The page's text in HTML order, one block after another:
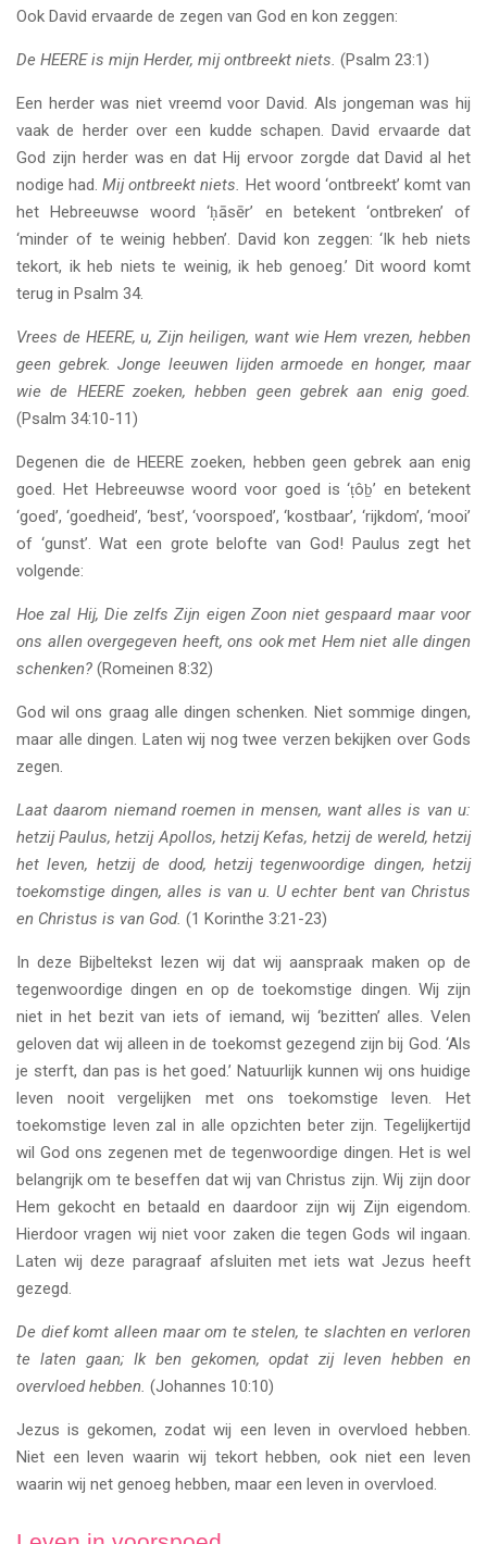
Ook David ervaarde de zegen van God en kon zeggen:
De HEERE is mijn Herder, mij ontbreekt niets. (Psalm 23:1)
Een herder was niet vreemd voor David. Als jongeman was hij
vaak de herder over een kudde schapen. David ervaarde dat
God zijn herder was en dat Hij ervoor zorgde dat David al het
nodige had.Mij ontbreekt niets. Het woord ‘ontbreekt’ komt van
het Hebreeuwse woord ‘ḥāsēr’ en betekent ‘ontbreken’ of
‘minder of te weinig hebben’. David kon zeggen: ‘Ik heb niets
tekort, ik heb niets te weinig, ik heb genoeg.’ Dit woord komt
terug in Psalm 34.
Vrees de HEERE, u, Zijn heiligen, want wie Hem vrezen, hebben
geen gebrek. Jonge leeuwen lijden armoede en honger, maar
wie de HEERE zoeken, hebben geen gebrek aan enig goed.
(Psalm 34:10-11)
Degenen die de HEERE zoeken, hebben geen gebrek aan enig
goed. Het Hebreeuwse woord voor goed is ‘ṭôḇ’ en betekent
‘goed’, ‘goedheid’, ‘best’, ‘voorspoed’, ‘kostbaar’, ‘rijkdom’, ‘mooi’
of ‘gunst’. Wat een grote belofte van God! Paulus zegt het
volgende:
Hoe zal Hij, Die zelfs Zijn eigen Zoon niet gespaard maar voor
ons allen overgegeven heeft, ons ook met Hem niet alle dingen
schenken? (Romeinen 8:32)
God wil ons graag alle dingen schenken. Niet sommige dingen,
maar alle dingen. Laten wij nog twee verzen bekijken over Gods
zegen.
Laat daarom niemand roemen in mensen, want alles is van u:
hetzij Paulus, hetzij Apollos, hetzij Kefas, hetzij de wereld, hetzij
het leven, hetzij de dood, hetzij tegenwoordige dingen, hetzij
toekomstige dingen, alles is van u. U echter bent van Christus
en Christus is van God. (1 Korinthe 3:21-23)
In deze Bijbeltekst lezen wij dat wij aanspraak maken op de
tegenwoordige dingen en op de toekomstige dingen. Wij zijn
niet in het bezit van iets of iemand, wij ‘bezitten’ alles. Velen
geloven dat wij alleen in de toekomst gezegend zijn bij God. ‘Als
je sterft, dan pas is het goed.’ Natuurlijk kunnen wij ons huidige
leven nooit vergelijken met ons toekomstige leven. Het
toekomstige leven zal in alle opzichten beter zijn. Tegelijkertijd
wil God ons zegenen met de tegenwoordige dingen. Het is wel
belangrijk om te beseffen dat wij van Christus zijn. Wij zijn door
Hem gekocht en betaald en daardoor zijn wij Zijn eigendom.
Hierdoor vragen wij niet voor zaken die tegen Gods wil ingaan.
Laten wij deze paragraaf afsluiten met iets wat Jezus heeft
gezegd.
De dief komt alleen maar om te stelen, te slachten en verloren
te laten gaan; Ik ben gekomen, opdat zij leven hebben en
overvloed hebben. (Johannes 10:10)
Jezus is gekomen, zodat wij een leven in overvloed hebben.
Niet een leven waarin wij tekort hebben, ook niet een leven
waarin wij net genoeg hebben, maar een leven in overvloed.